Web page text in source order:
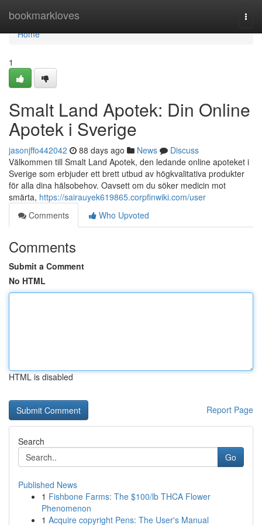
bookmarkloves
Home
Home
1
Smalt Land Apotek: Din Online
Apotek i Sverige
jasonjffo442042 88 days ago News
Discuss
Välkommen till Smalt Land Apotek, den ledande online apoteket i
Sverige som erbjuder ett brett utbud av högkvalitativa produkter
för alla dina hälsobehov. Oavsett om du söker medicin mot
smärta, https://sairauyek619865.corpfinwiki.com/user
Comments
Who Upvoted
Comments
Submit a Comment
No HTML
HTML is disabled
Report Page
Search
Go
Published News
1 Fishbone Farms: The $100/lb THCA Flower
Phenomenon
1 Acquire copyright Pens: The User's Manual